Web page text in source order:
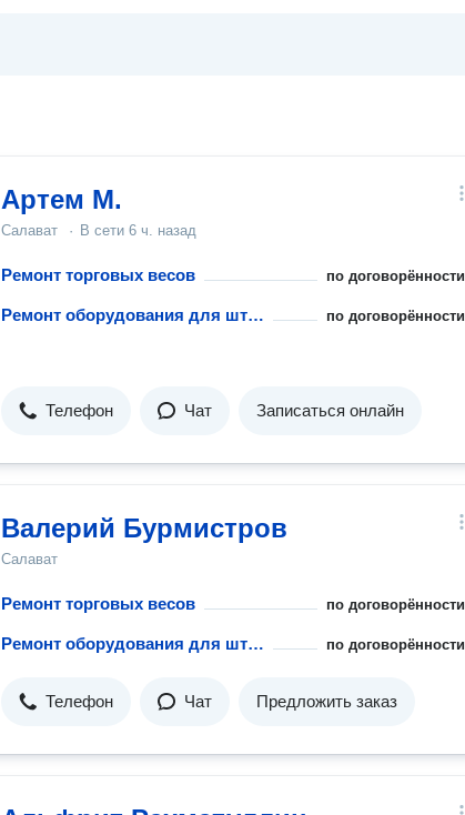
Артем М.
Салават · В сети 6 ч. назад
Ремонт торговых весов по договорённости
Ремонт оборудования для штрихового кодирования по договорённости
Телефон Чат Записаться онлайн
Валерий Бурмистров
Салават
Ремонт торговых весов по договорённости
Ремонт оборудования для штрихового кодирования по договорённости
Телефон Чат Предложить заказ